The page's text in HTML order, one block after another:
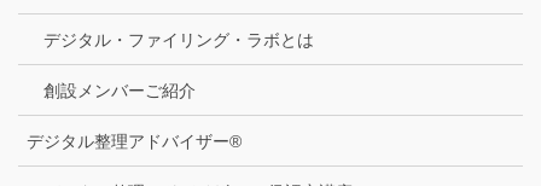
デジタル・ファイリング・ラボとは
創設メンバーご紹介
デジタル整理アドバイザー®